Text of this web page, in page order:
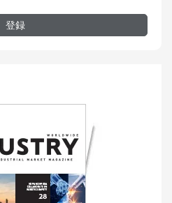
登録